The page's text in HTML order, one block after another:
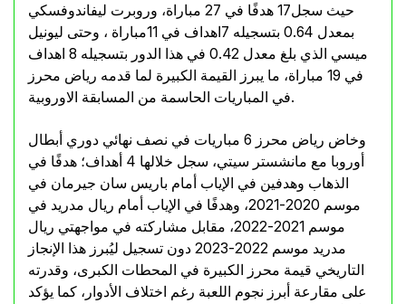
حيث سجل17 هدفًا في 27 مباراة، وروبرت ليفاندوفسكي
بمعدل 0.64 بتسجيله 7اهداف في 11مباراة ، وحتى ليونيل
ميسي الذي بلغ معدل 0.42 في هذا الدور بتسجيله 8 اهداف
في 19 مباراة، ما يبرز القيمة الكبيرة لما قدمه رياض محرز
في المباريات الحاسمة من المسابقة الاوروبية.
وخاض رياض محرز 6 مباريات في نصف نهائي دوري أبطال
أوروبا مع مانشستر سيتي، سجل خلالها 4 أهداف؛ هدفًا في
الذهاب وهدفين في الإياب أمام باريس سان جيرمان في
موسم 2020-2021، وهدفًا في الإياب أمام ريال مدريد في
موسم 2021-2022، مقابل مشاركته في مواجهتي ريال
مدريد موسم 2022-2023 دون تسجيل ليُبرز هذا الإنجاز
التاريخي قيمة محرز الكبيرة في المحطات الكبرى، وقدرته
على مقارعة أبرز نجوم اللعبة رغم اختلاف الأدوار، كما يؤكد